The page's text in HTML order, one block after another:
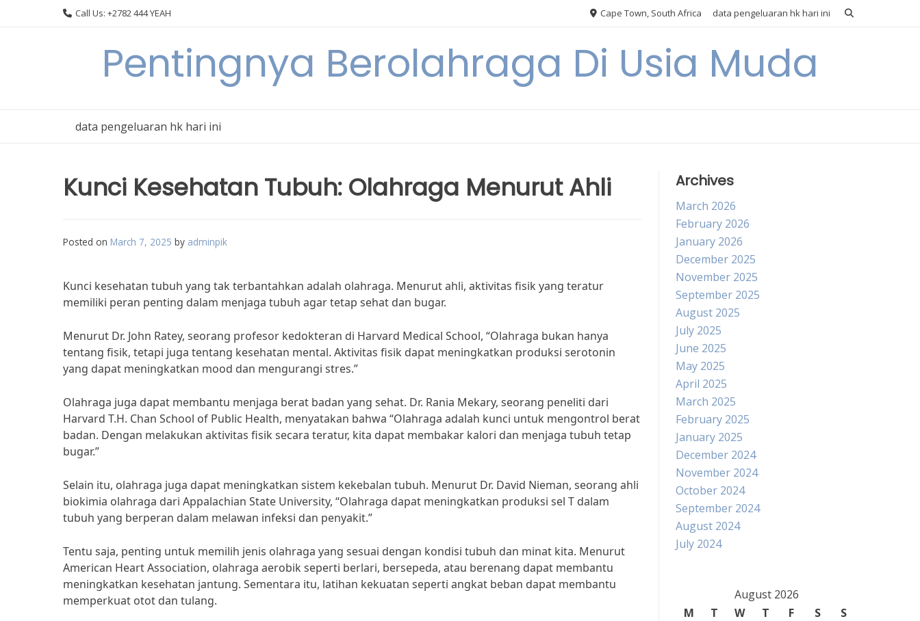
Call Us: +2782 444 YEAH Cape Town, South Africa data pengeluaran hk hari ini
Pentingnya Berolahraga Di Usia Muda
data pengeluaran hk hari ini
Kunci Kesehatan Tubuh: Olahraga Menurut Ahli
Posted on March 7, 2025 by adminpik
Kunci kesehatan tubuh yang tak terbantahkan adalah olahraga. Menurut ahli, aktivitas fisik yang teratur
memiliki peran penting dalam menjaga tubuh agar tetap sehat dan bugar.
Menurut Dr. John Ratey, seorang profesor kedokteran di Harvard Medical School, “Olahraga bukan hanya
tentang fisik, tetapi juga tentang kesehatan mental. Aktivitas fisik dapat meningkatkan produksi serotonin
yang dapat meningkatkan mood dan mengurangi stres.”
Olahraga juga dapat membantu menjaga berat badan yang sehat. Dr. Rania Mekary, seorang peneliti dari
Harvard T.H. Chan School of Public Health, menyatakan bahwa “Olahraga adalah kunci untuk mengontrol berat
badan. Dengan melakukan aktivitas fisik secara teratur, kita dapat membakar kalori dan menjaga tubuh tetap
bugar.”
Selain itu, olahraga juga dapat meningkatkan sistem kekebalan tubuh. Menurut Dr. David Nieman, seorang ahli
biokimia olahraga dari Appalachian State University, “Olahraga dapat meningkatkan produksi sel T dalam
tubuh yang berperan dalam melawan infeksi dan penyakit.”
Tentu saja, penting untuk memilih jenis olahraga yang sesuai dengan kondisi tubuh dan minat kita. Menurut
American Heart Association, olahraga aerobik seperti berlari, bersepeda, atau berenang dapat membantu
meningkatkan kesehatan jantung. Sementara itu, latihan kekuatan seperti angkat beban dapat membantu
memperkuat otot dan tulang.
Archives
March 2026
February 2026
January 2026
December 2025
November 2025
September 2025
August 2025
July 2025
June 2025
May 2025
April 2025
March 2025
February 2025
January 2025
December 2024
November 2024
October 2024
September 2024
August 2024
July 2024
August 2026
M
T W T F S
S